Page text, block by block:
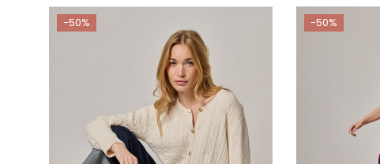
-50% -50%